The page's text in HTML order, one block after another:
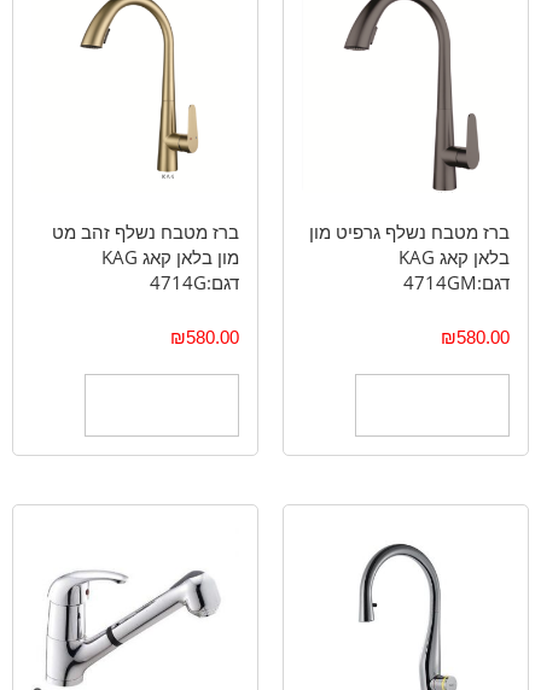
ברז מטבח נשלף גרפיט מון
בלאן קאג KAG
דגם:4714GM
₪580.00
ברז מטבח נשלף זהב מט
מון בלאן קאג KAG
דגם:4714G
₪580.00